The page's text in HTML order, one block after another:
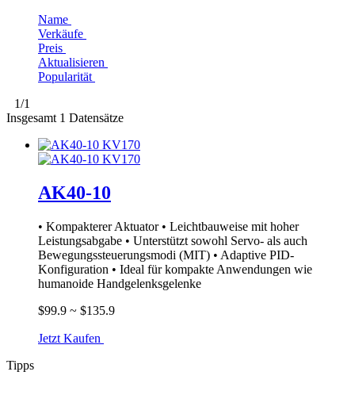
Name
Verkäufe
Preis
Aktualisieren
Popularität
1/1
Insgesamt 1 Datensätze
AK40-10
• Kompakterer Aktuator • Leichtbauweise mit hoher
Leistungsabgabe • Unterstützt sowohl Servo- als auch
Bewegungssteuerungsmodi (MIT) • Adaptive PID-
Konfiguration • Ideal für kompakte Anwendungen wie
humanoide Handgelenksgelenke
$99.9 ~ $135.9
Jetzt Kaufen
Tipps